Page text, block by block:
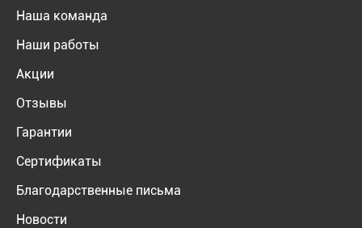
Наша команда
Наши работы
Акции
Отзывы
Гарантии
Сертификаты
Благодарственные письма
Новости